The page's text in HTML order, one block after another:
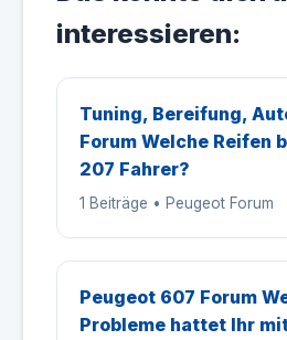
interessieren:
Tuning, Bereifung,
Forum Welche Reifen
207 Fahrer?
1 Beiträge • Peugeot Forum
Peugeot 607 Forum
Probleme hattet Ihr